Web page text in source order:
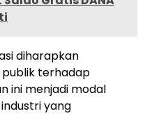
diharapkan
terhadap
ini menjadi modal
yang